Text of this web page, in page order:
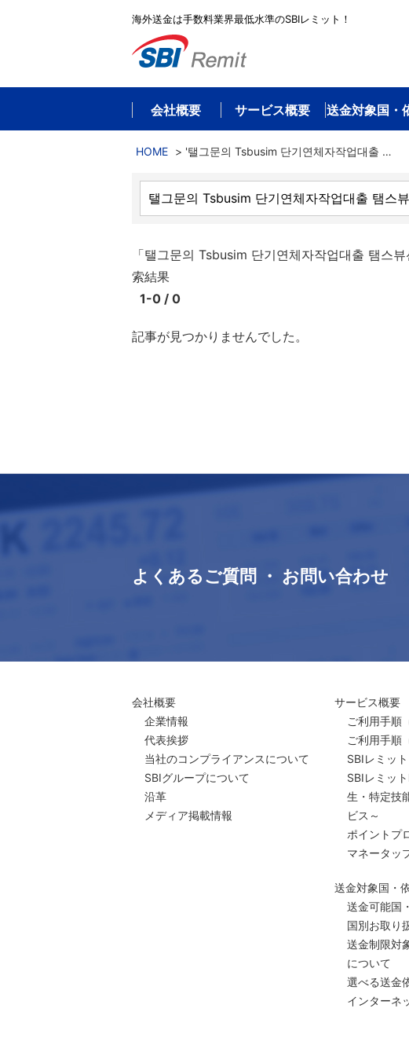
海外送金は手数料業界最低水準のSBIレミット！
会社概要 サービス概要 送金対象国・
HOME > '탤그문의 Tsbusim 단기연체자작업대출 …
「탤그문의 Tsbusim 단기연체자작업대출 탬스
索結果
1-0 / 0
記事が見つかりませんでした。
よくあるご質問 ・ お問い合わせ
会社概要
企業情報
代表挨拶
当社のコンプライアンスについて
SBIグループについて
沿革
メディア掲載情報
サービス概要
ご利用手順
ご利用手順
SBIレミッ
SBIレミッ
生・特定技
ビス～
ポイントプ
マネータッ
送金対象国・
送金可能国
国別お取り
送金制限対
について
選べる送金
インターネ